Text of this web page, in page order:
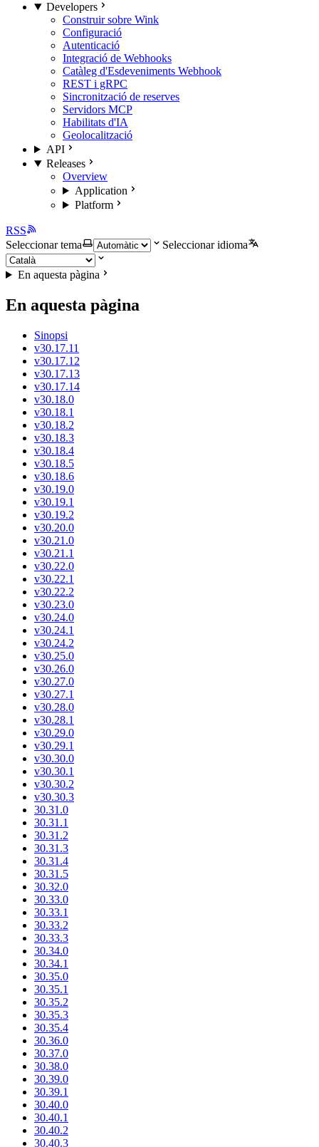
Developers
Construir sobre Wink
Configuració
Autenticació
Integració de Webhooks
Catàleg d'Esdeveniments Webhook
REST i gRPC
Sincronització de reserves
Servidors MCP
Habilitats d'IA
Geolocalització
API
Releases
Overview
Application
Platform
RSS
Seleccionar tema
Seleccionar idioma
En aquesta pàgina
En aquesta pàgina
Sinopsi
v30.17.11
v30.17.12
v30.17.13
v30.17.14
v30.18.0
v30.18.1
v30.18.2
v30.18.3
v30.18.4
v30.18.5
v30.18.6
v30.19.0
v30.19.1
v30.19.2
v30.20.0
v30.21.0
v30.21.1
v30.22.0
v30.22.1
v30.22.2
v30.23.0
v30.24.0
v30.24.1
v30.24.2
v30.25.0
v30.26.0
v30.27.0
v30.27.1
v30.28.0
v30.28.1
v30.29.0
v30.29.1
v30.30.0
v30.30.1
v30.30.2
v30.30.3
30.31.0
30.31.1
30.31.2
30.31.3
30.31.4
30.31.5
30.32.0
30.33.0
30.33.1
30.33.2
30.33.3
30.34.0
30.34.1
30.35.0
30.35.1
30.35.2
30.35.3
30.35.4
30.36.0
30.37.0
30.38.0
30.39.0
30.39.1
30.40.0
30.40.1
30.40.2
30.40.3